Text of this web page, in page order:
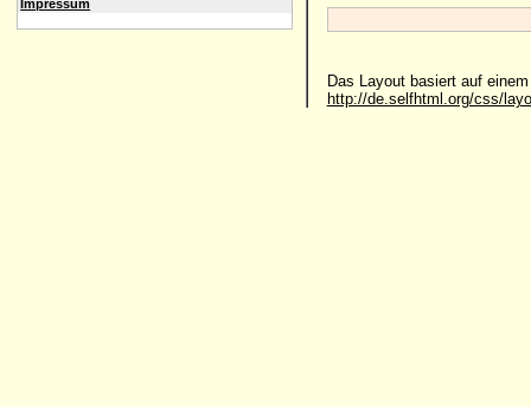
Das Layout basiert auf
http://de.selfhtml.org/css/
Impressum